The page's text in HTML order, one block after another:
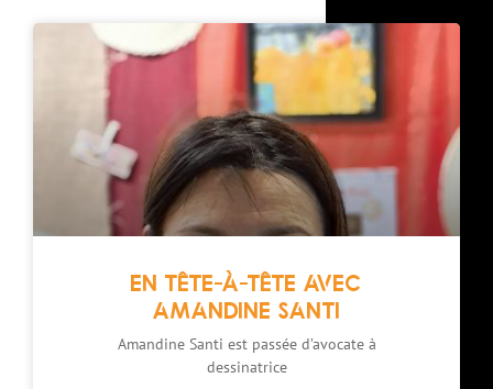
EN TÊTE-À-TÊTE AVEC
AMANDINE SANTI
Amandine Santi est passée d’avocate à
dessinatrice